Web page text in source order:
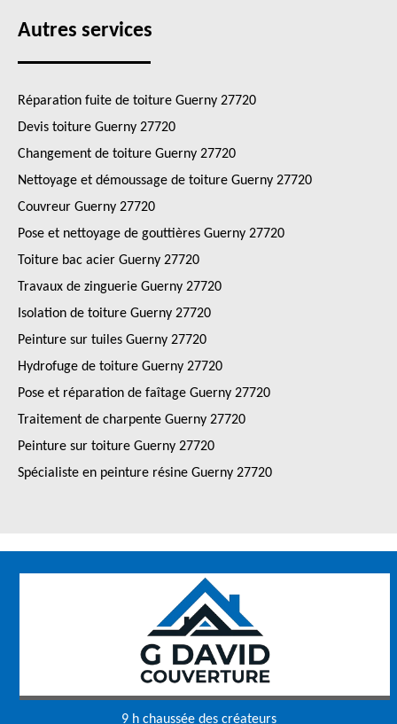
Autres services
Réparation fuite de toiture Guerny 27720
Devis toiture Guerny 27720
Changement de toiture Guerny 27720
Nettoyage et démoussage de toiture Guerny 27720
Couvreur Guerny 27720
Pose et nettoyage de gouttières Guerny 27720
Toiture bac acier Guerny 27720
Travaux de zinguerie Guerny 27720
Isolation de toiture Guerny 27720
Peinture sur tuiles Guerny 27720
Hydrofuge de toiture Guerny 27720
Pose et réparation de faîtage Guerny 27720
Traitement de charpente Guerny 27720
Peinture sur toiture Guerny 27720
Spécialiste en peinture résine Guerny 27720
9 h chaussée des créateurs